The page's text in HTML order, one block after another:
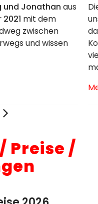
und Jonathan aus
mit dem
zwischen
und wissen
Preise /